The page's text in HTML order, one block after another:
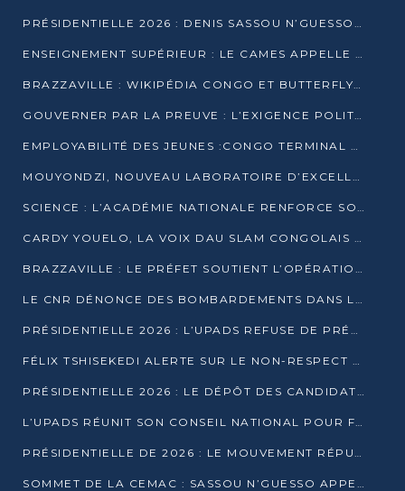
PRÉSIDENTIELLE 2026 : DENIS SASSOU N’GUESSO ANNONCE OFFICIELLEMENT SA CANDIDATURE
ENSEIGNEMENT SUPÉRIEUR : LE CAMES APPELLE À UNE UNIVERSITÉ AFRICAINE AXÉE SUR L’EMPLOYABILITÉ
BRAZZAVILLE : WIKIPÉDIA CONGO ET BUTTERFLY SCELLENT UN PARTENARIAT POUR STRUCTURER LE BÉNÉVOLAT NUMÉRIQUE
GOUVERNER PAR LA PREUVE : L’EXIGENCE POLITIQUE DU XXIᵉ SIÈCLE
EMPLOYABILITÉ DES JEUNES :CONGO TERMINAL S’ALLIE À L’ESCIC POUR RAPPROCHER L’ÉCOLE DU TERRAIN
MOUYONDZI, NOUVEAU LABORATOIRE D’EXCELLENCE PÉDAGOGIQUE AVEC L’ENFICE
SCIENCE : L’ACADÉMIE NATIONALE RENFORCE SON ÉQUIPE ET TRACE SA FEUILLE DE ROUTE 2026
CARDY YOUELO, LA VOIX DAU SLAM CONGOLAIS QUI INTERPELLE LE MONDE
BRAZZAVILLE : LE PRÉFET SOUTIENT L’OPÉRATION « ZÉRO KULUNA » ET APPELLE À LA VIGILANCE CITOYENNE
LE CNR DÉNONCE DES BOMBARDEMENTS DANS LE POOL ET ACCUSE LE GOUVERNEMENT
PRÉSIDENTIELLE 2026 : L’UPADS REFUSE DE PRÉSENTER UN CANDIDAT ET DÉNONCE UN PROCESSUS NON CRÉDIBLE
FÉLIX TSHISEKEDI ALERTE SUR LE NON-RESPECT DES ENGAGEMENTS DE PAIX APRÈS SA RENCONTRE AVEC D. SASSOU-NGUESSO
PRÉSIDENTIELLE 2026 : LE DÉPÔT DES CANDIDATURES OUVERT DU 29 JANVIER AU 12 FÉVRIER
L’UPADS RÉUNIT SON CONSEIL NATIONAL POUR FIXER SA LIGNE POLITIQUE À DEUX MOIS DE LA PRÉSIDENTIELLE
PRÉSIDENTIELLE DE 2026 : LE MOUVEMENT RÉPUBLICAIN DÉNONCE UNE CONVOCATION ÉLECTORALE « OPAQUE ET PRÉCIPITÉE »
SOMMET DE LA CEMAC : SASSOU N’GUESSO APPELLE À LA VIGILANCE FACE AUX RISQUES ÉCONOMIQUES